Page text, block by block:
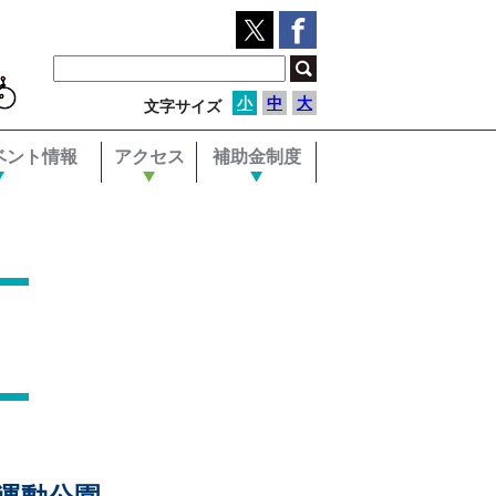
ント情報 アクセス 補助金制度
文字サイズ 小 中 大